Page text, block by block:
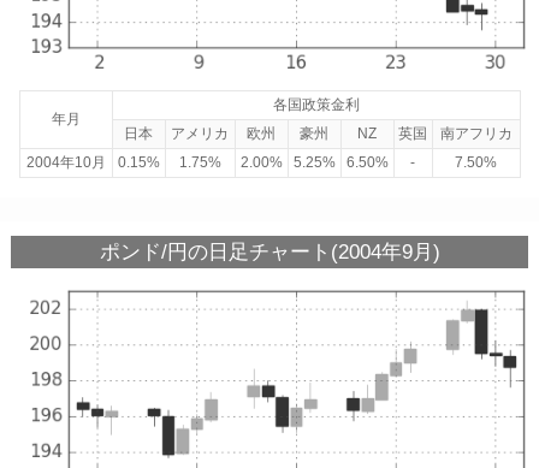
年月
各国政策金利
日本
アメリカ 欧州 豪州 NZ 英国
南アフリカ
2004年10月
0.15% 1.75% 2.00% 5.25% 6.50% - 7.50%
ポンド/円の日足チャート(2004年9月)